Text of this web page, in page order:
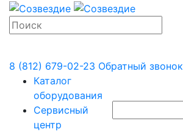
8 (812) 679-02-23 Обратный звонок
Каталог
оборудования
Сервисный
центр